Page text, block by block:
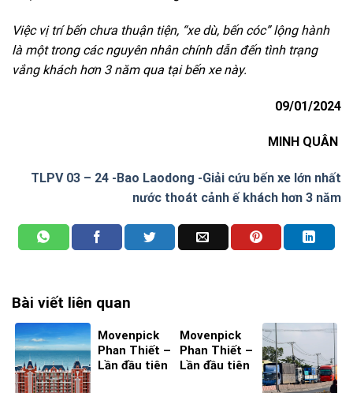
Việc vị trí bến chưa thuận tiện, “xe dù, bến cóc” lộng hành
là một trong các nguyên nhân chính dẫn đến tình trạng
vắng khách hơn 3 năm qua tại bến xe này.
09/01/2024
MINH QUÂN
TLPV 03 – 24 -Bao Laodong -Giải cứu bến xe lớn nhất
nước thoát cảnh ế khách hơn 3 năm
Bài viết liên quan
Movenpick
Phan Thiết –
Lần đầu tiên
Movenpick
Phan Thiết –
Lần đầu tiên